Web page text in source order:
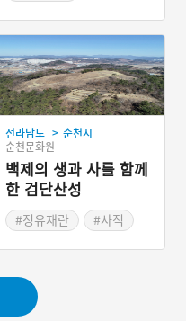
전라남도 > 순천시
순천문화원
백제의 생과 사를 함께
한 검단산성
#정유재란
#사적